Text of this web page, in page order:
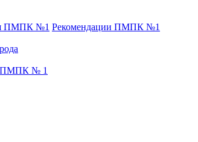
ПМПК №1 Рекомендации ПМПК №1
ПМПК № 1